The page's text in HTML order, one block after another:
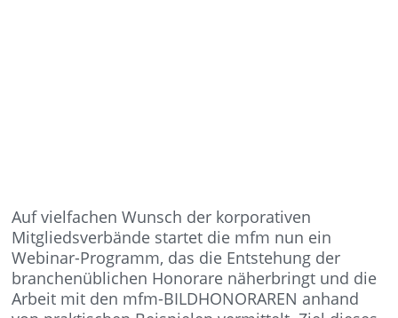
Auf vielfachen Wunsch der korporativen
Mitgliedsverbände startet die mfm nun ein
Webinar-Programm, das die Entstehung der
branchenüblichen Honorare näherbringt und die
Arbeit mit den mfm-BILDHONORAREN anhand